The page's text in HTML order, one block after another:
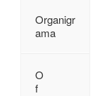
Organigr
ama
O
f